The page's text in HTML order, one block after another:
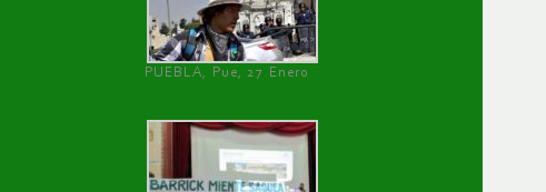
PUEBLA, Pue, 27 Enero